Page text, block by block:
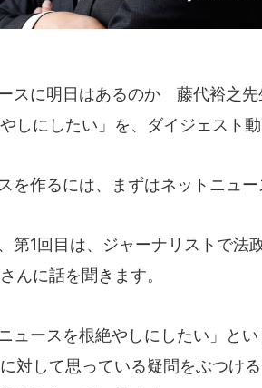
に明日はあるのか 藤代裕之先
しにしたい」を、ダイジェスト動
作るには、まずはネットニュー
1回目は、ジャーナリストで法
んに話を聞きます。
ースを根絶やしにしたい」とい
対して思っている疑問をぶつけ